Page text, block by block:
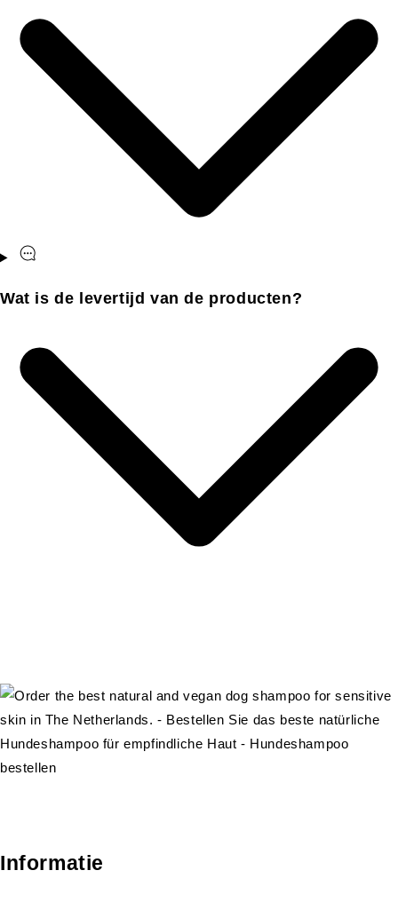
Wat is de levertijd van de producten?
Informatie